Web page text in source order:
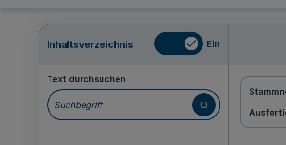
Inhaltsverzeichnis Ein
Text durchsuchen